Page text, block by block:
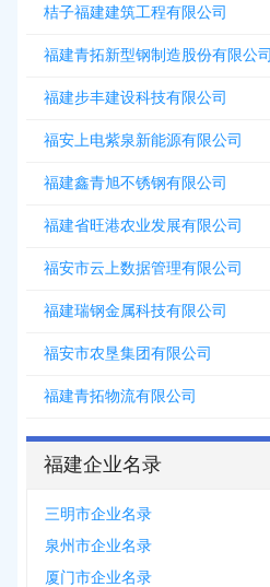
桔子福建建筑工程有限公司
福建青拓新型钢制造股份有限公司
福建步丰建设科技有限公司
福安上电紫泉新能源有限公司
福建鑫青旭不锈钢有限公司
福建省旺港农业发展有限公司
福安市云上数据管理有限公司
福建瑞钢金属科技有限公司
福安市农垦集团有限公司
福建青拓物流有限公司
福建企业名录
三明市企业名录
泉州市企业名录
厦门市企业名录